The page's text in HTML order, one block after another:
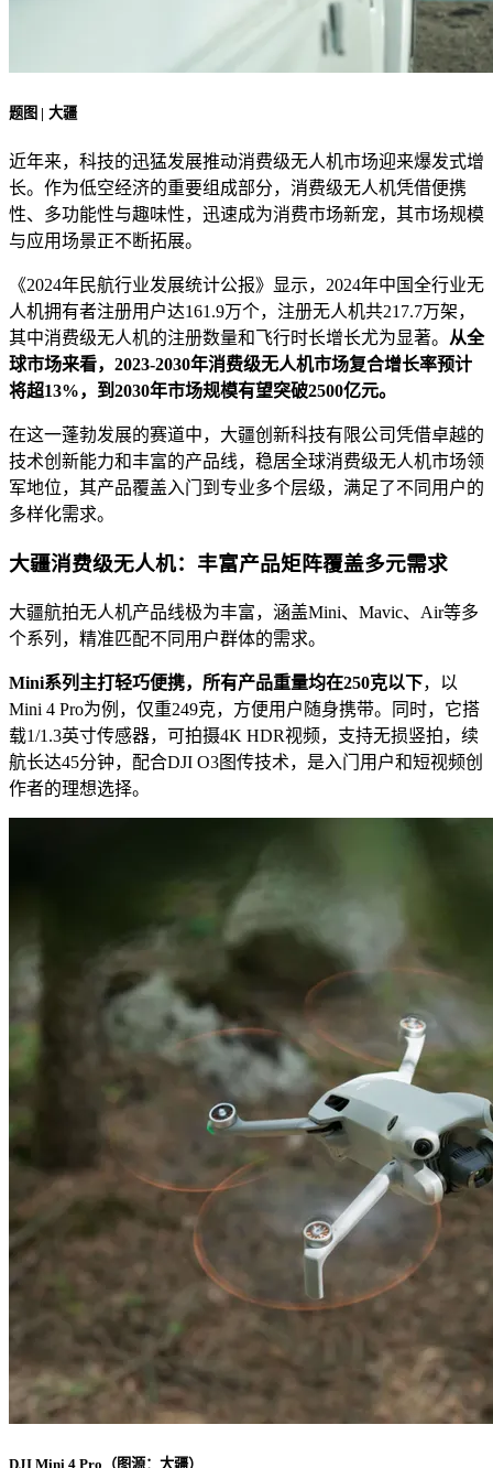
题图 | 大疆
近年来，科技的迅猛发展推动消费级无人机市场迎来爆发式增
长。作为低空经济的重要组成部分，消费级无人机凭借便携
性、多功能性与趣味性，迅速成为消费市场新宠，其市场规模
与应用场景正不断拓展。
《2024年民航行业发展统计公报》显示，2024年中国全行业无
人机拥有者注册用户达161.9万个，注册无人机共217.7万架，
其中消费级无人机的注册数量和飞行时长增长尤为显著。 从全
球市场来看，2023-2030年消费级无人机市场复合增长率预计
将超13%，到2030年市场规模有望突破2500亿元。
在这一蓬勃发展的赛道中，大疆创新科技有限公司凭借卓越的
技术创新能力和丰富的产品线，稳居全球消费级无人机市场领
军地位，其产品覆盖入门到专业多个层级，满足了不同用户的
多样化需求。
大疆消费级无人机：丰富产品矩阵覆盖多元需求
大疆航拍无人机产品线极为丰富，涵盖Mini、Mavic、Air等多
个系列，精准匹配不同用户群体的需求。
Mini系列主打轻巧便携，所有产品重量均在250克以下，以
Mini 4 Pro为例，仅重249克，方便用户随身携带。同时，它搭
载1/1.3英寸传感器，可拍摄4K HDR视频，支持无损竖拍，续
航长达45分钟，配合DJI O3图传技术，是入门用户和短视频创
作者的理想选择。
DJI Mini 4 Pro（图源：大疆）